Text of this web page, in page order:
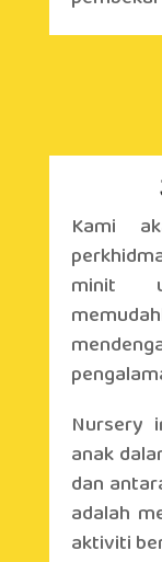
Kami
minit
Nursery
anak
dan
adalah
aktiviti